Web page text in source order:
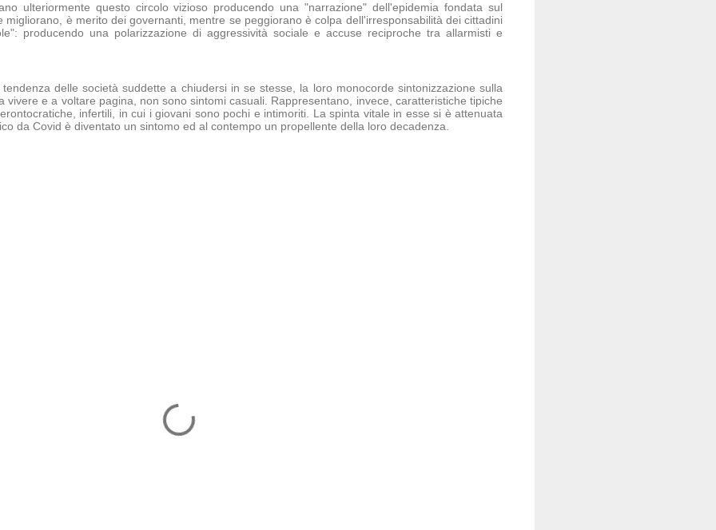
ulteriormente questo circolo vizioso producendo una "narrazione" dell'epidemia fondata sul
migliorano, è merito dei governanti, mentre se peggiorano è colpa dell'irresponsabilità dei cittadini
producendo una polarizzazione di aggressività sociale e accuse reciproche tra allarmisti e
delle società suddette a chiudersi in se stesse, la loro monocorde sintonizzazione sulla
vivere e a voltare pagina, non sono sintomi casuali. Rappresentano, invece, caratteristiche tipiche
infertili, in cui i giovani sono pochi e intimoriti. La spinta vitale in esse si è attenuata
da Covid è diventato un sintomo ed al contempo un propellente della loro decadenza.